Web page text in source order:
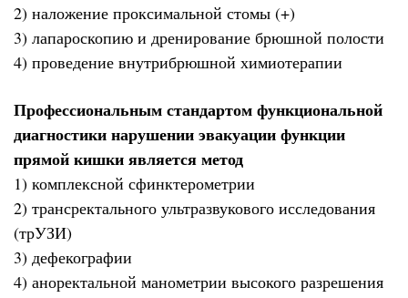
2) наложение проксимальной стомы (+)
3) лапароскопию и дренирование брюшной полости
4) проведение внутрибрюшной химиотерапии
Профессиональным стандартом функциональной
диагностики нарушении эвакуации функции
прямой кишки является метод
1) комплексной сфинктерометрии
2) трансректального ультразвукового исследования
(трУЗИ)
3) дефекографии
4) аноректальной манометрии высокого разрешения